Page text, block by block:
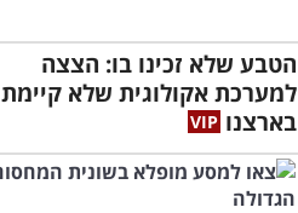
הטבע שלא זכינו בו: הצצה
למערכת אקולוגית שלא קיימת
בארצנו